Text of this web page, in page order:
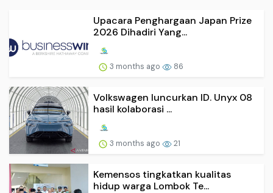
Upacara Penghargaan Japan Prize
2026 Dihadiri Yang...
3 months ago 86
Volkswagen luncurkan ID. Unyx 08
hasil kolaborasi ...
3 months ago 21
Kemensos tingkatkan kualitas
hidup warga Lombok Te...